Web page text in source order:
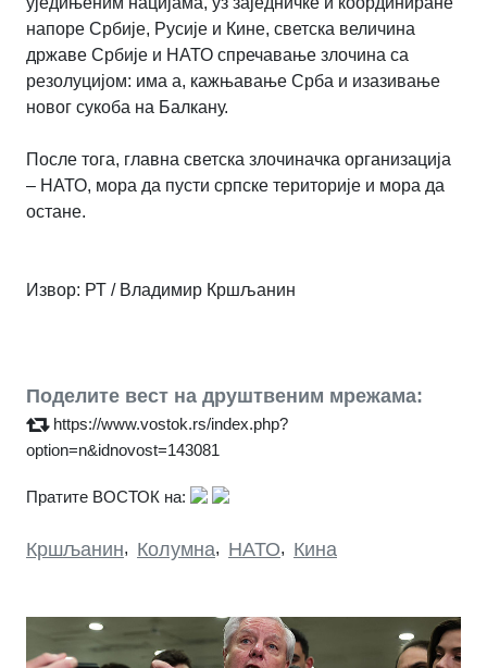
напоре Србије, Русије и Кине, светска величина
државе Србије и НАТО спречавање злочина са
резолуцијом: има а, кажњавање Срба и изазивање
новог сукоба на Балкану.
После тога, главна светска злочиначка организација
– НАТО, мора да пусти српске територије и мора да
остане.
Извор: РТ / Владимир Кршљанин
Поделите вест на друштвеним мрежама:
https://www.vostok.rs/index.php?
option=n&idnovost=143081
Пратите ВОСТОК на:
Кршљанин, Колумна, НАТО, Кина